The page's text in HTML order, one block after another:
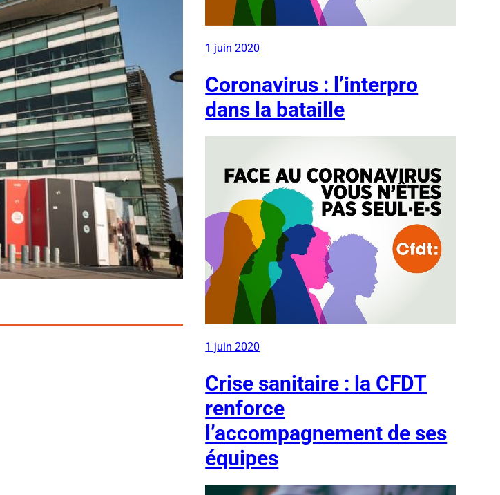
1 juin 2020
Coronavirus : l’interpro
dans la bataille
1 juin 2020
Crise sanitaire : la CFDT
renforce
l’accompagnement de ses
équipes